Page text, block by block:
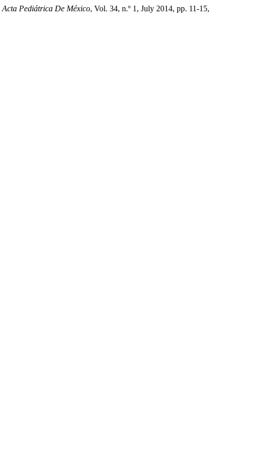
Acta Pediátrica De México, Vol. 34, n.º 1, July 2014, pp. 11-15,